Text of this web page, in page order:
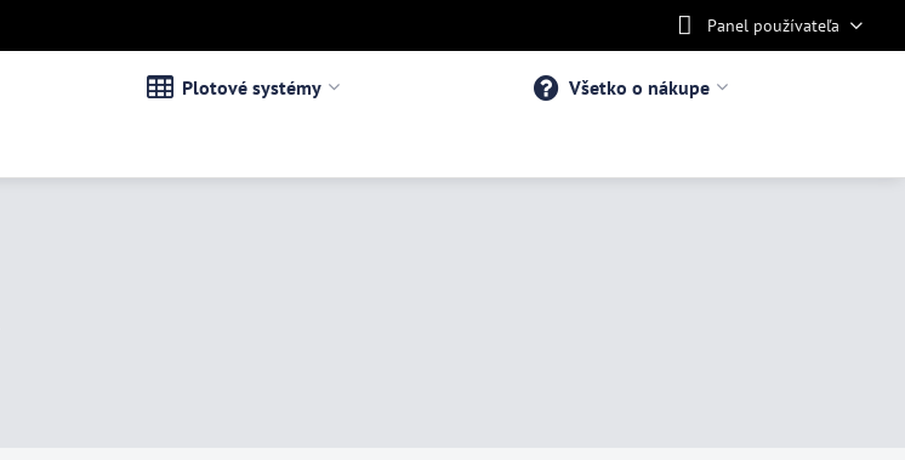
Panel používateľa
Plotové systémy Všetko o nákupe